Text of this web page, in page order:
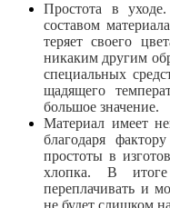
Простота в
составом
теряет своего
никаким другим
специальных
щадящего
большое значение.
Материал имеет
благодаря
простоты в
хлопка. В
переплачивать и
не будет слишком